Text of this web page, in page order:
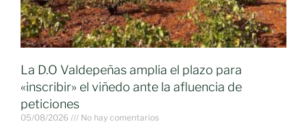
La D.O Valdepeñas amplia el plazo para
«inscribir» el viñedo ante la afluencia de
peticiones
05/08/2026 No hay comentarios